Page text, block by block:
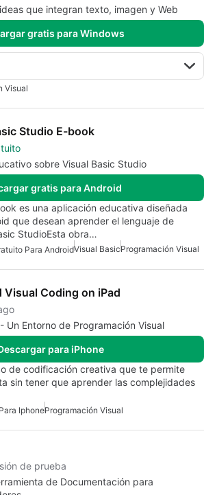
que integran texto, imagen y Web
gratis para Windows
Visual
Studio E-book
sobre Visual Basic Studio
gratis para Android
es una aplicación educativa diseñada
que desean aprender el lenguaje de
StudioEsta obra…
Para AndroidVisual BasicProgramación Visual
Visual Coding on iPad
Un Entorno de Programación Visual
para iPhone
de codificación creativa que te permite
sin tener que aprender las complejidades
IphoneProgramación Visual
de prueba
de Documentación para